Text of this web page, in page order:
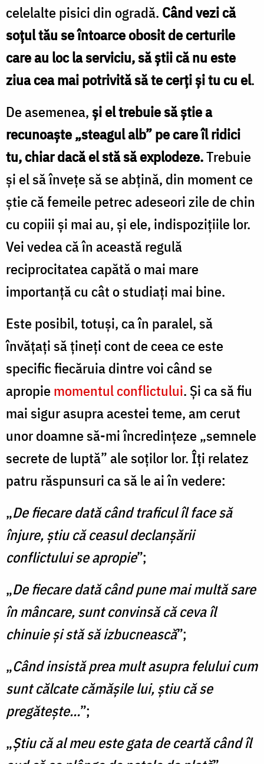
celelalte pisici din ogradă. Când vezi că
soţul tău se întoarce obosit de certurile
care au loc la serviciu, să ştii că nu este
ziua cea mai potrivită să te cerţi şi tu cu el.
De asemenea,şi el trebuie să ştie a
recunoaşte „steagul alb” pe care îl ridici
tu, chiar dacă el stă să explodeze.Trebuie
şi el să înveţe să se abţină, din moment ce
ştie că femeile petrec adeseori zile de chin
cu copiii şi mai au, şi ele, indispoziţiile lor.
Vei vedea că în această regulă
reciprocitatea capătă o mai mare
importanţă cu cât o studiaţi mai bine.
Este posibil, totuşi, ca în paralel, să
învăţaţi să ţineţi cont de ceea ce este
specific fiecăruia dintre voi când se
apropiemomentul conflictului. Şi ca să fiu
mai sigur asupra acestei teme, am cerut
unor doamne să-mi încredinţeze „semnele
secrete de luptă” ale soţilor lor. Îţi relatez
patru răspunsuri ca să le ai în vedere:
„De fiecare dată când traficul îl face să
înjure, ştiu că ceasul declanşării
conflictului se apropie”;
„De fiecare dată când pune mai multă sare
în mâncare, sunt convinsă că ceva îl
chinuie şi stă să izbucnească”;
„Când insistă prea mult asupra felului cum
sunt călcate cămăşile lui, ştiu că se
pregăteşte…”;
„Ştiu că al meu este gata de ceartă când îl